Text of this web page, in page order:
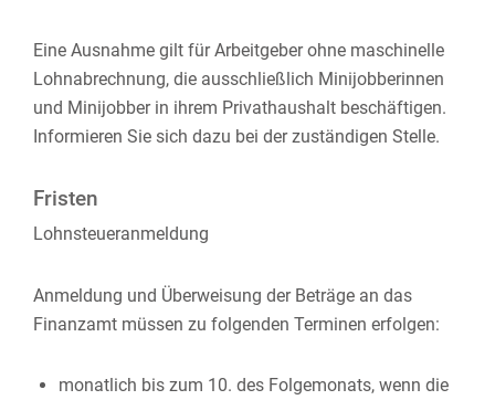
Eine Ausnahme gilt für Arbeitgeber ohne maschinelle
Lohnabrechnung, die ausschließlich Minijobberinnen
und Minijobber in ihrem Privathaushalt beschäftigen.
Informieren Sie sich dazu bei der zuständigen Stelle.
Fristen
Lohnsteueranmeldung
Anmeldung und Überweisung der Beträge an das
Finanzamt müssen zu folgenden Terminen erfolgen:
monatlich bis zum 10. des Folgemonats, wenn die